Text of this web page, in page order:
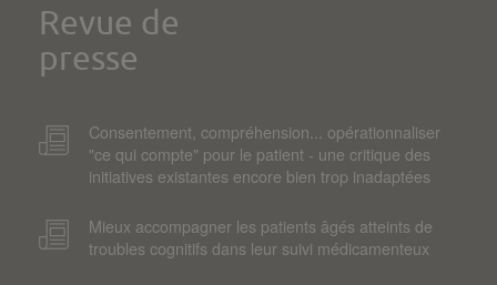
Revue de
presse
Consentement, compréhension... opérationnaliser
"ce qui compte" pour le patient - une critique des
initiatives existantes encore bien trop inadaptées
Mieux accompagner les patients âgés atteints de
troubles cognitifs dans leur suivi médicamenteux